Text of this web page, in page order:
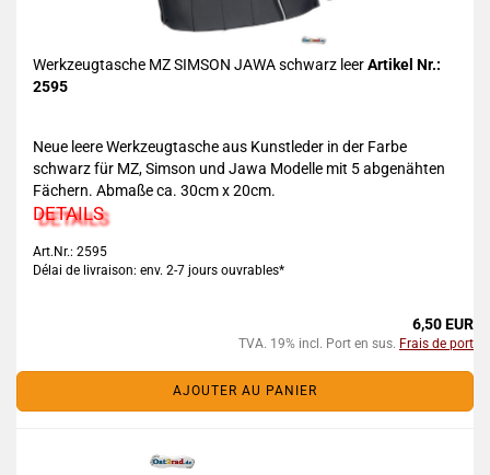
Werkzeugtasche MZ SIMSON JAWA schwarz leerArtikel Nr.:
2595
Neue leere Werkzeugtasche aus Kunstleder in der Farbe
schwarz für MZ, Simson und Jawa Modelle mit 5 abgenähten
Fächern. Abmaße ca. 30cm x 20cm.
DETAILS
Art.Nr.: 2595
Délai de livraison: env. 2-7 jours ouvrables*
6,50 EUR
TVA. 19% incl. Port en sus. Frais de port
AJOUTER AU PANIER